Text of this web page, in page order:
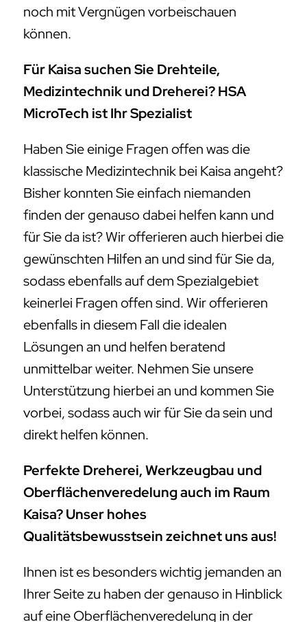
noch mit Vergnügen vorbeischauen
können.
Für Kaisa suchen Sie Drehteile,
Medizintechnik und Dreherei? HSA
MicroTech ist Ihr Spezialist
Haben Sie einige Fragen offen was die
klassische Medizintechnik bei Kaisa angeht?
Bisher konnten Sie einfach niemanden
finden der genauso dabei helfen kann und
für Sie da ist? Wir offerieren auch hierbei die
gewünschten Hilfen an und sind für Sie da,
sodass ebenfalls auf dem Spezialgebiet
keinerlei Fragen offen sind. Wir offerieren
ebenfalls in diesem Fall die idealen
Lösungen an und helfen beratend
unmittelbar weiter. Nehmen Sie unsere
Unterstützung hierbei an und kommen Sie
vorbei, sodass auch wir für Sie da sein und
direkt helfen können.
Perfekte Dreherei, Werkzeugbau und
Oberflächenveredelung auch im Raum
Kaisa? Unser hohes
Qualitätsbewusstsein zeichnet uns aus!
Ihnen ist es besonders wichtig jemanden an
Ihrer Seite zu haben der genauso in Hinblick
auf eine Oberflächenveredelung in der